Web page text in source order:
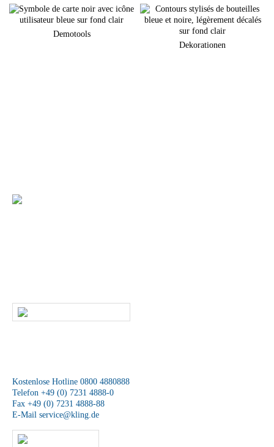
Demotools
Dekorationen
Kostenlose Hotline 0800 4880888
Telefon +49 (0) 7231 4888-0
Fax +49 (0) 7231 4888-88
E-Mail service@kling.de